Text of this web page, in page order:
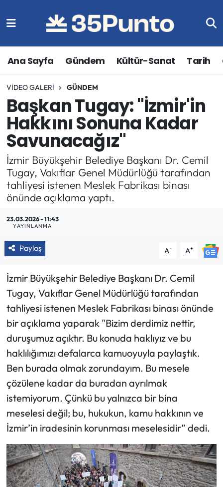
Ana Sayfa Gündem Kültür-Sanat Tarih
VIDEO GALERI GÜNDEM
Başkan Tugay: "İzmir'in
Hakkını Sonuna Kadar
Savunacağız"
İzmir Büyükşehir Belediye Başkanı Dr. Cemil
Tugay, Vakıflar Genel Müdürlüğü tarafından
tahliyesi istenen Meslek Fabrikası binası
önünde açıklama yaptı.
23.03.2026 - 11:43
YAYINLANMA
Paylaş A- A+
İzmir Büyükşehir Belediye Başkanı Dr. Cemil
Tugay, Vakıflar Genel Müdürlüğü tarafından
tahliyesi istenen Meslek Fabrikası binası önünde
bir açıklama yaparak "Bizim derdimiz nettir,
duruşumuz açıktır. Bu konuda haklıyız ve bu
haklılığımızı defalarca kamuoyuyla paylaştık.
Ben burada olmak zorundayım. Bu mesele
çözülene kadar da buradan ayrılmak
istemiyorum. Çünkü bu yalnızca bir bina
meselesi değil; bu, hukukun, kamu hakkının ve
İzmir’in iradesinin korunması meselesidir” dedi.